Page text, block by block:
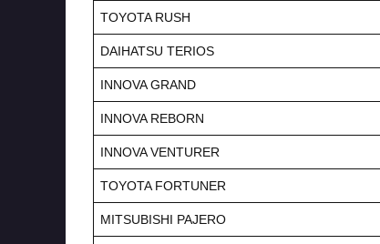
TOYOTA RUSH
DAIHATSU TERIOS
INNOVA GRAND
INNOVA REBORN
INNOVA VENTURER
TOYOTA FORTUNER
MITSUBISHI PAJERO